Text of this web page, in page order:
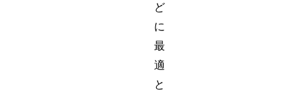
ど
に
最
適
と